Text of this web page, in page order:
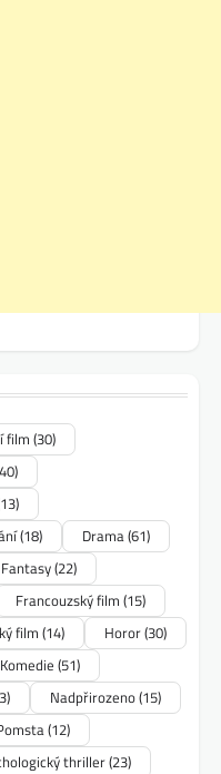
film(30)
(18) Drama(61)
Fantasy(22)
Francouzský film (15)
film (14) Horor(30)
Komedie (51)
Nadpřirozeno(15)
(12)
thriller(23)